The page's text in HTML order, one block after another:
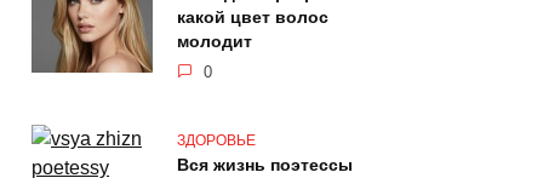
какой цвет волос
молодит
0
ЗДОРОВЬЕ
Вся жизнь поэтессы